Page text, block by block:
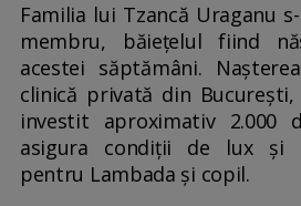
Familia lui Tzancă Uraganu
membru, băiețelul fiind
acestei săptămâni.
clinică privată din
investit aproximativ
asigura condiții de lux și
pentru Lambada și copil.